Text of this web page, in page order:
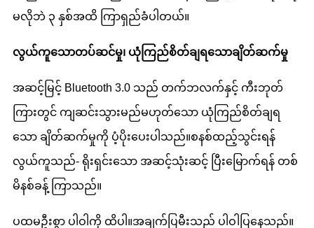
မလိုဘဲ ၃ နှစ်အထိ ကြာရှည်ခံပါတယ်။
လွယ်ကူသောတပ်ဆင်မှု၊ ယုံကြည်စိတ်ချရသောချိတ်ဆက်မှု
အဆင့်မြင့် Bluetooth 3.0 သည် တက်ဘလက်နှင့် ကီးဘုတ်
ကြားတွင် ကျဆင်းသွားမည်မဟုတ်သော ယုံကြည်စိတ်ချရ
သော ချိတ်ဆက်မှုကို ပံ့ပိုးပေးပါသည်။စနစ်ထည့်သွင်းရန်
လွယ်ကူသည်- ရိုးရှင်းသော အဆင့်သုံးဆင့် ပြီးမြောက်ရန် တစ်
မိနစ်ခန့် ကြာသည်။
ပထမဦးစွာ ပါဝါကို ထိပါ။အချက်ပြမီးသည် ပါဝါပြနေသည်။